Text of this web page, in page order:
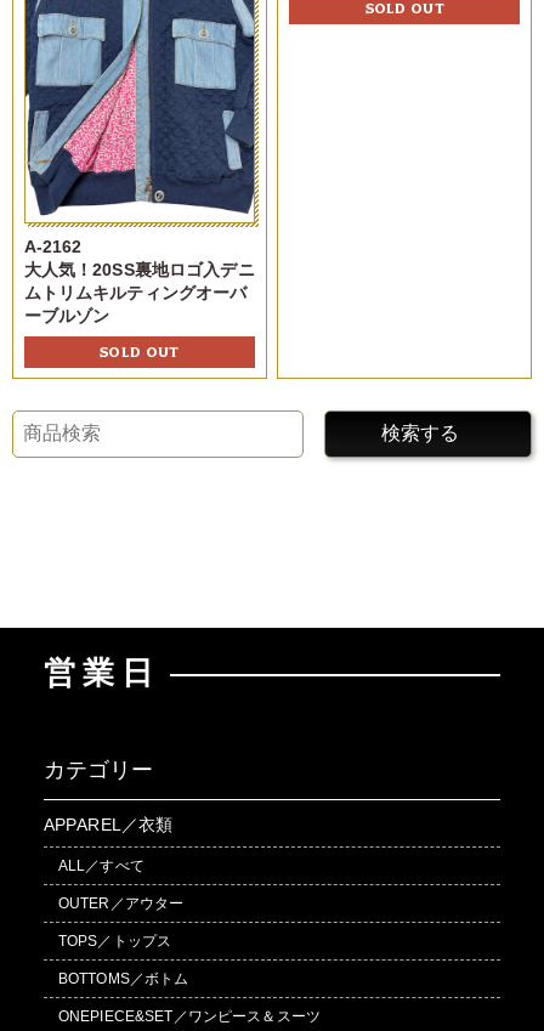
A-2162
大人気！20SS裏地ロゴ入デニ
ムトリムキルティングオーバ
ーブルゾン
SOLD OUT
SOLD OUT
検索する
営業日
カテゴリー
APPAREL／衣類
ALL／すべて
OUTER／アウター
TOPS／トップス
BOTTOMS／ボトム
ONEPIECE&SET／ワンピース＆スーツ